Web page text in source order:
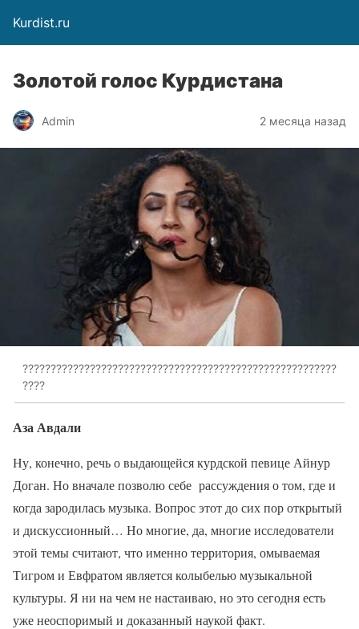
Kurdist.ru
Золотой голос Курдистана
Admin 2 месяца назад
????????????????????????????????????????????????????????
????
Аза Авдали
Ну, конечно, речь о выдающейся курдской певице Айнур
Доган. Но вначале позволю себе рассуждения о том, где и
когда зародилась музыка. Вопрос этот до сих пор открытый
и дискуссионный… Но многие, да, многие исследователи
этой темы считают, что именно территория, омываемая
Тигром и Евфратом является колыбелью музыкальной
культуры. Я ни на чем не настаиваю, но это сегодня есть
уже неоспоримый и доказанный наукой факт.